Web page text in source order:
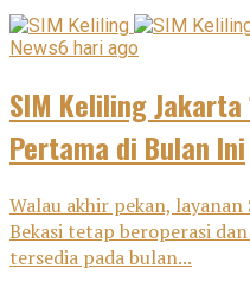
News6 hari ago
SIM Keliling
Pertama di Bulan Ini
Walau akhir pekan,
Bekasi tetap beroperasi
tersedia pada bulan...